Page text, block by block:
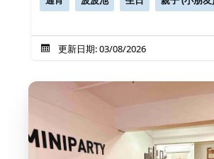
更新日期: 03/08/2026